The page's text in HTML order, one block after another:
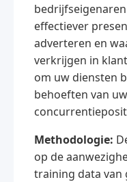
effectiever
adverteren en
verkrijgen in
om uw diensten
behoeften van
Methodologie:
op de
training data van